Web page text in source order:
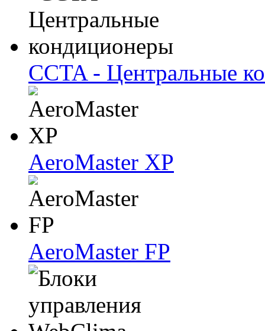
CCTA - Центральные
AeroMaster XP
AeroMaster FP